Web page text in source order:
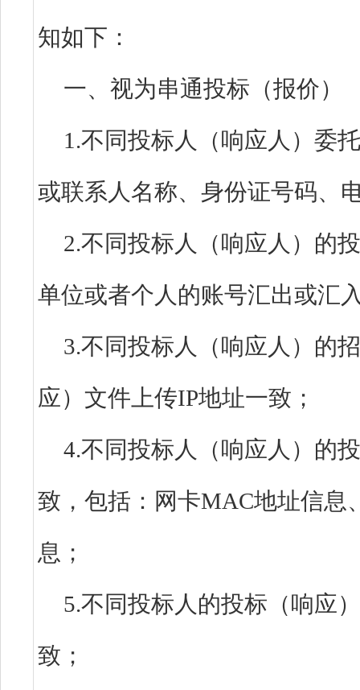
知如下：
一、视为串通投标（报
1.不同投标人（响应人）委
或联系人名称、身份证号
2.不同投标人（响应人）的
单位或者个人的账号汇出
3.不同投标人（响应人）的
应）文件上传IP地址一致
4.不同投标人（响应人）的
致，包括：网卡MAC地址信息
息；
5.不同投标人的投标（响应
致；